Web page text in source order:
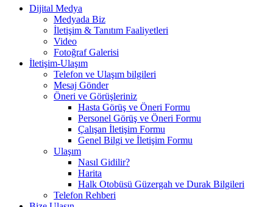
Dijital Medya
Medyada Biz
İletişim & Tanıtım Faaliyetleri
Video
Fotoğraf Galerisi
İletişim-Ulaşım
Telefon ve Ulaşım bilgileri
Mesaj Gönder
Öneri ve Görüşleriniz
Hasta Görüş ve Öneri Formu
Personel Görüş ve Öneri Formu
Çalışan İletişim Formu
Genel Bilgi ve İletişim Formu
Ulaşım
Nasıl Gidilir?
Harita
Halk Otobüsü Güzergah ve Durak Bilgileri
Telefon Rehberi